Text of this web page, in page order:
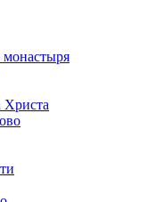
монастыря
Христа